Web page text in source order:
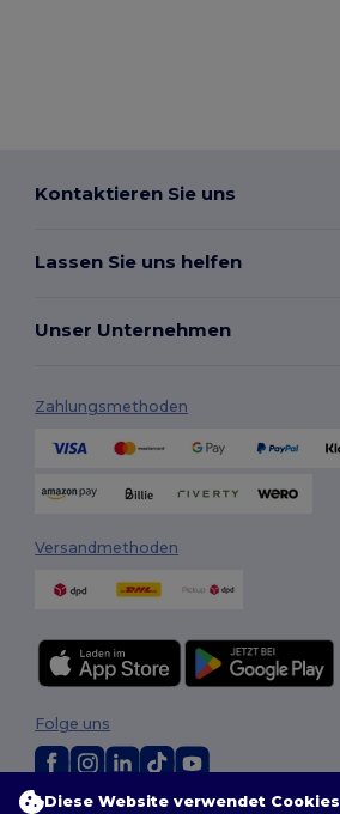
Kontaktieren Sie uns
Lassen Sie uns helfen
Unser Unternehmen
Zahlungsmethoden
Versandmethoden
Folge uns
Diese Website verwendet Cookies